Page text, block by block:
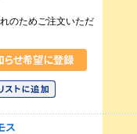
のためご注文いただ
ス